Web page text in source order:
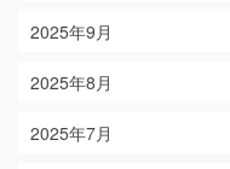
2025年9月
2025年8月
2025年7月